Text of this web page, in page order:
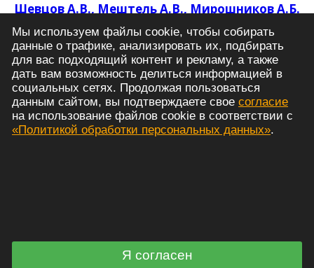
Мы используем файлы cookie, чтобы собирать
данные о трафике, анализировать их, подбирать
для вас подходящий контент и рекламу, а также
дать вам возможность делиться информацией в
социальных сетях. Продолжая пользоваться
данным сайтом, вы подтверждаете свое согласие
на использование файлов cookie в соответствии с
«Политикой обработки персональных данных».
Я согласен
Шевцов А.В., Мештель А.В., Мирошников А.Б.
Влияние кластерных сетов при тренировках с
отягощениями на силовые показатели
спортсменов: зонтичный обзор
систематических обзоров и мета-анализов
Политика обработки персональных данных
© 2021 - 2026 Российский журнал спортивной
науки: медицина, физиология, тренировка